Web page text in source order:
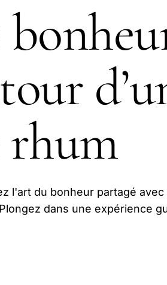
rhum
l'art du bonheur partagé
dans une expérience